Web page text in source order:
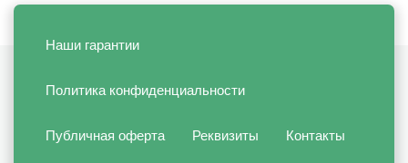
Наши гарантии
Политика конфиденциальности
Публичная оферта Реквизиты Контакты